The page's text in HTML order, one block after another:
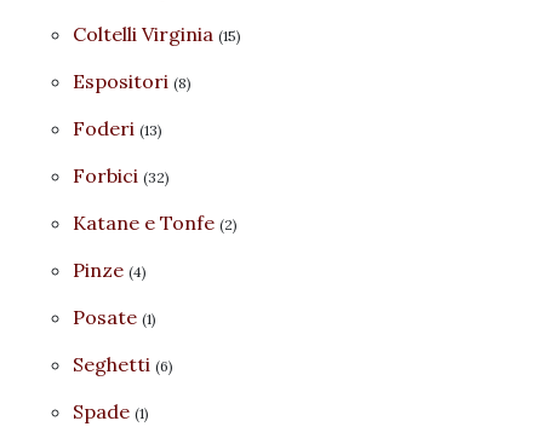
Coltelli Virginia (15)
Espositori (8)
Foderi (13)
Forbici (32)
Katane e Tonfe (2)
Pinze (4)
Posate (1)
Seghetti (6)
Spade (1)